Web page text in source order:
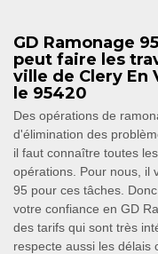
GD Ramonage
peut faire les
ville de Clery En
le 95420
Des opérations de
d'élimination des
il faut connaître toutes
opérations. Pour nous, il
95 pour ces tâches.
votre confiance en GD
des tarifs qui sont très
respecte aussi les délais